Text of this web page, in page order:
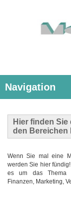
Navigation
Hier finden Sie
den
Wenn Sie mal eine
werden Sie hier
es um das Thema
Finanzen, Marketing,